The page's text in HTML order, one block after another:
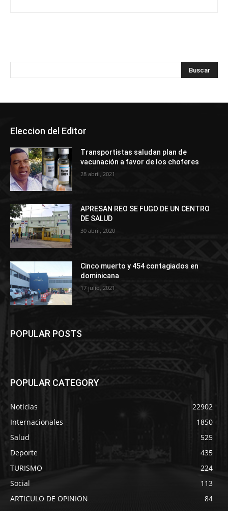
Eleccion del Editor
Transportistas saludan plan de
vacunación a favor de los choferes
28 abril, 2021
APRESAN REO SE FUGO DE UN CENTRO
DE SALUD
30 abril, 2020
Cinco muerto y 454 contagiados en
dominicana
17 julio, 2021
POPULAR POSTS
POPULAR CATEGORY
Noticias
22902
Internacionales
1850
Salud
525
Deporte
435
TURISMO
224
Social
113
ARTICULO DE OPINION
84